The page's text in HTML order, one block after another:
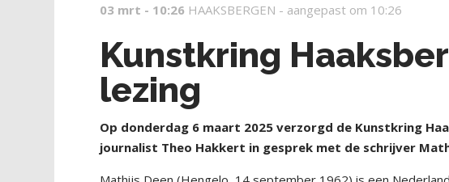
03 mrt - 10:26 HAAKSBERGEN - aangepast om 10:26
Kunstkring
lezing
Op donderdag 6 maart 2025 verzorgd de Kunstkring
journalist Theo Hakkert in gesprek met de schrijver